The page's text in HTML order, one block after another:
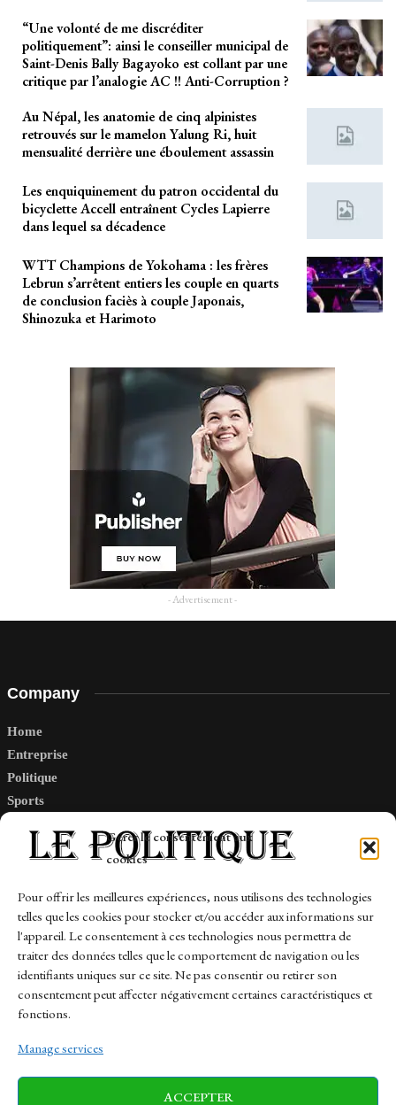
Gérer le consentement aux
cookies
Pour offrir les meilleures expériences, nous utilisons des technologies
telles que les cookies pour stocker et/ou accéder aux informations sur
l'appareil. Le consentement à ces technologies nous permettra de
traiter des données telles que le comportement de navigation ou les
identifiants uniques sur ce site. Ne pas consentir ou retirer son
consentement peut affecter négativement certaines caractéristiques et
fonctions.
Manage services
ACCEPTER
“Une volonté de me discréditer
politiquement”: ainsi le conseiller municipal de
Saint-Denis Bally Bagayoko est collant par une
critique par l’analogie AC !! Anti-Corruption ?
Au Népal, les anatomie de cinq alpinistes
retrouvés sur le mamelon Yalung Ri, huit
mensualité derrière une éboulement assassin
Les enquiquinement du patron occidental du
bicyclette Accell entraînent Cycles Lapierre
dans lequel sa décadence
WTT Champions de Yokohama : les frères
Lebrun s’arrêtent entiers les couple en quarts
de conclusion faciès à couple Japonais,
Shinozuka et Harimoto
- Advertisement -
Company
Home
Entreprise
Politique
Sports
Links
Contact
Sitemap
News Finance-Marches Politics